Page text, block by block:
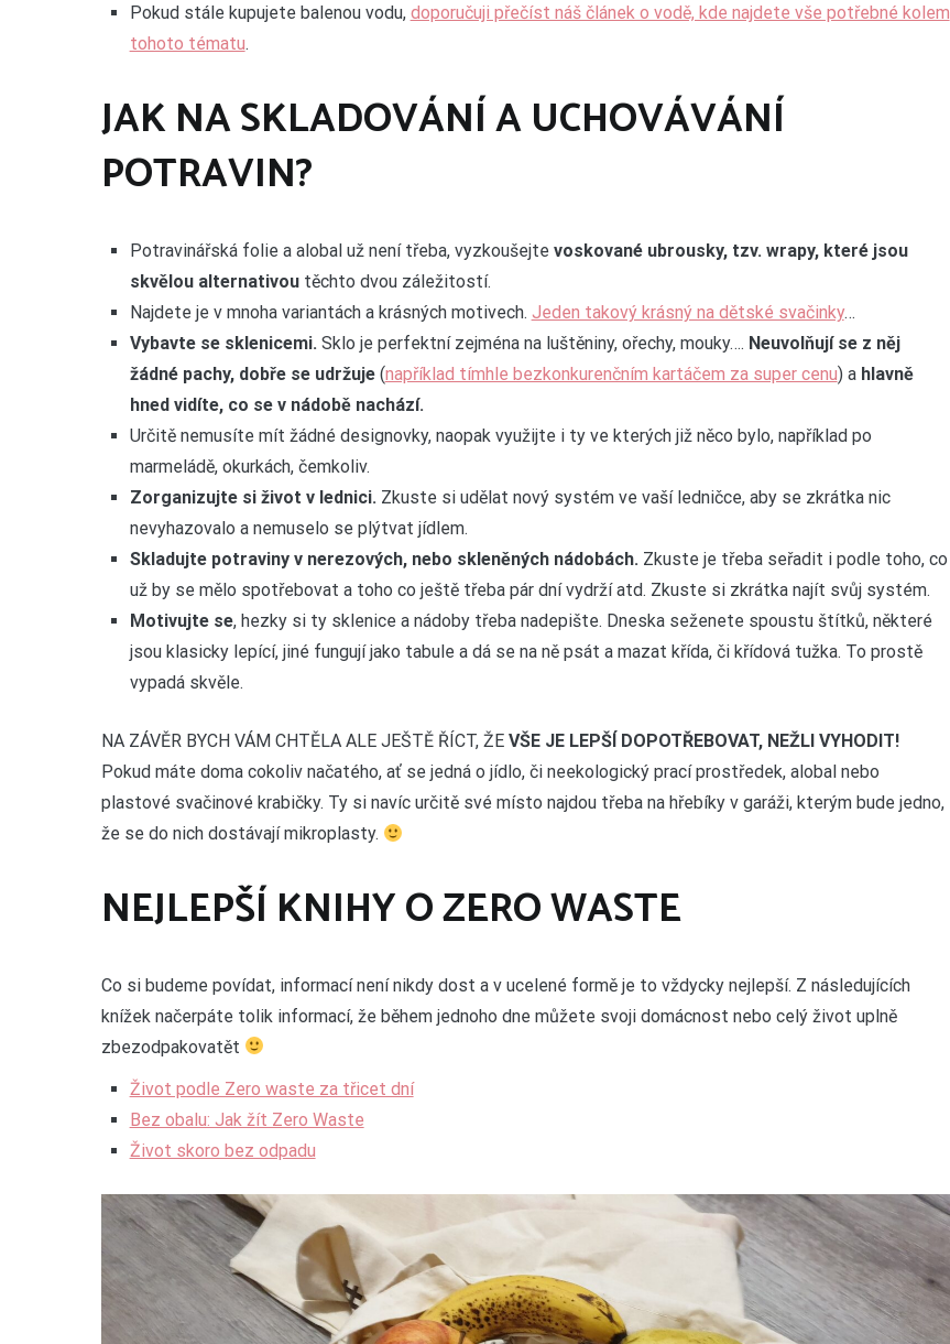
Pokud stále kupujete balenou vodu, doporučuji přečíst náš článek o vodě, kde najdete vše potřebné kolem
tohoto tématu.
JAK NA SKLADOVÁNÍ A UCHOVÁVÁNÍ
POTRAVIN?
Potravinářská folie a alobal už není třeba, vyzkoušejtevoskované ubrousky, tzv. wrapy, které jsou
skvělou alternativou těchto dvou záležitostí.
Najdete je v mnoha variantách a krásných motivech. Jeden takový krásný na dětské svačinky…
Vybavte se sklenicemi. Sklo je perfektní zejména na luštěniny, ořechy, mouky…. Neuvolňují se z něj
žádné pachy, dobře se udržuje (například tímhle bezkonkurenčním kartáčem za super cenu) ahlavně
hned vidíte, co se v nádobě nachází.
Určitě nemusíte mít žádné designovky, naopak využijte i ty ve kterých již něco bylo, například po
marmeládě, okurkách, čemkoliv.
Zorganizujte si život v lednici. Zkuste si udělat nový systém ve vaší ledničce, aby se zkrátka nic
nevyhazovalo a nemuselo se plýtvat jídlem.
Skladujte potraviny v nerezových, nebo skleněných nádobách. Zkuste je třeba seřadit i podle toho, co
už by se mělo spotřebovat a toho co ještě třeba pár dní vydrží atd. Zkuste si zkrátka najít svůj systém.
Motivujte se, hezky si ty sklenice a nádoby třeba nadepište. Dneska seženete spoustu štítků, některé
jsou klasicky lepící, jiné fungují jako tabule a dá se na ně psát a mazat křída, či křídová tužka. To prostě
vypadá skvěle.
NA ZÁVĚR BYCH VÁM CHTĚLA ALE JEŠTĚ ŘÍCT, ŽE VŠE JE LEPŠÍ DOPOTŘEBOVAT, NEŽLI VYHODIT!
Pokud máte doma cokoliv načatého, ať se jedná o jídlo, či neekologický prací prostředek, alobal nebo
plastové svačinové krabičky. Ty si navíc určitě své místo najdou třeba na hřebíky v garáži, kterým bude jedno,
že se do nich dostávají mikroplasty.
NEJLEPŠÍ KNIHY O ZERO WASTE
Co si budeme povídat, informací není nikdy dost a v ucelené formě je to vždycky nejlepší. Z následujících
knížek načerpáte tolik informací, že během jednoho dne můžete svoji domácnost nebo celý život uplně
zbezodpakovatět
Život podle Zero waste za třicet dní
Bez obalu: Jak žít Zero Waste
Život skoro bez odpadu